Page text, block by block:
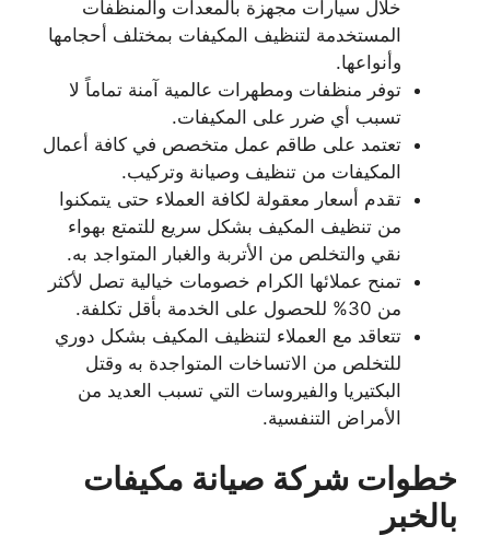
خلال سيارات مجهزة بالمعدات والمنظفات
المستخدمة لتنظيف المكيفات بمختلف أحجامها
وأنواعها.
توفر منظفات ومطهرات عالمية آمنة تماماً لا
تسبب أي ضرر على المكيفات.
تعتمد على طاقم عمل متخصص في كافة أعمال
المكيفات من تنظيف وصيانة وتركيب.
تقدم أسعار معقولة لكافة العملاء حتى يتمكنوا
من تنظيف المكيف بشكل سريع للتمتع بهواء
نقي والتخلص من الأتربة والغبار المتواجد به.
تمنح عملائها الكرام خصومات خيالية تصل لأكثر
من 30% للحصول على الخدمة بأقل تكلفة.
تتعاقد مع العملاء لتنظيف المكيف بشكل دوري
للتخلص من الاتساخات المتواجدة به وقتل
البكتيريا والفيروسات التي تسبب العديد من
الأمراض التنفسية.
خطوات شركة صيانة مكيفات
بالخبر